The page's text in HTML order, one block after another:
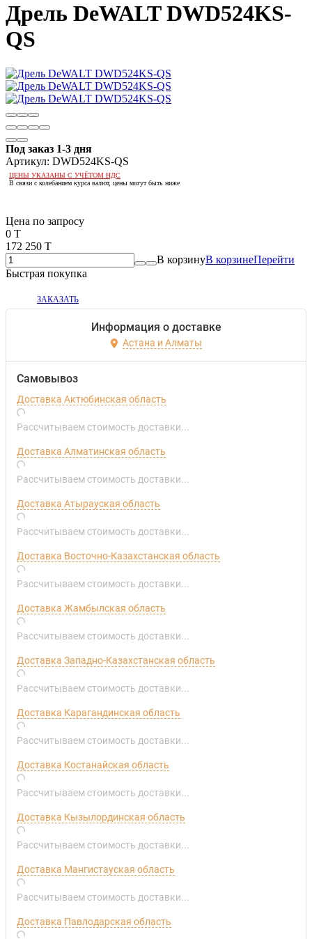
Дрель DeWALT DWD524KS-
QS
Под заказ 1-3 дня
Артикул: DWD524KS-QS
ЦЕНЫ УКАЗАНЫ С УЧЁТОМ НДС
В связи с колебанием курса валют, цены могут быть ниже
Цена по запросу
0 T
172 250 T
В корзинуВ корзинеПерейти
Быстрая покупка
ЗАКАЗАТЬ
Информация о доставке
Астана и Алматы
Самовывоз
Доставка Актюбинская область
Рассчитываем стоимость доставки...
Доставка Алматинская область
Рассчитываем стоимость доставки...
Доставка Атырауская область
Рассчитываем стоимость доставки...
Доставка Восточно-Казахстанская область
Рассчитываем стоимость доставки...
Доставка Жамбылская область
Рассчитываем стоимость доставки...
Доставка Западно-Казахстанская область
Рассчитываем стоимость доставки...
Доставка Карагандинская область
Рассчитываем стоимость доставки...
Доставка Костанайская область
Рассчитываем стоимость доставки...
Доставка Кызылординская область
Рассчитываем стоимость доставки...
Доставка Мангистауская область
Рассчитываем стоимость доставки...
Доставка Павлодарская область